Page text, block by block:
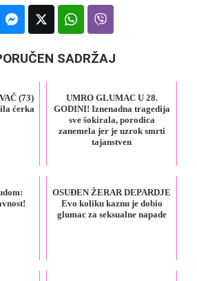
SADRŽAJ
(73)
ćerka
UMRO GLUMAC U 28.
GODINI! Iznenadna tragedija
sve šokirala, porodica
zanemela jer je uzrok smrti
tajanstven
OSUĐEN ŽERAR DEPARDJE
Evo koliku kaznu je dobio
glumac za seksualne napade